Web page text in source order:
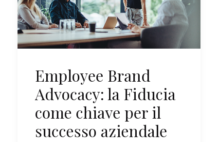
Employee Brand
Advocacy: la Fiducia
come chiave per il
successo aziendale